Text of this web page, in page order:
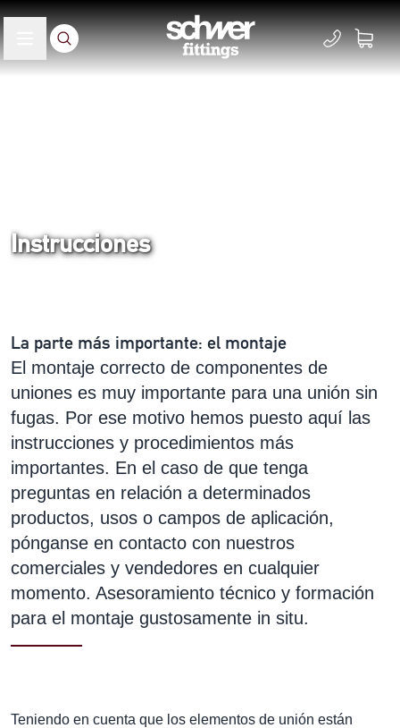
Instrucciones
La parte más importante: el montaje
El montaje correcto de componentes de
uniones es muy importante para una unión sin
fugas. Por ese motivo hemos puesto aquí las
instrucciones y procedimientos más
importantes. En el caso de que tenga
preguntas en relación a determinados
productos, usos o campos de aplicación,
pónganse en contacto con nuestros
comerciales y vendedores en cualquier
momento. Asesoramiento técnico y formación
para el montaje gustosamente in situ.
Teniendo en cuenta que los elementos de unión están